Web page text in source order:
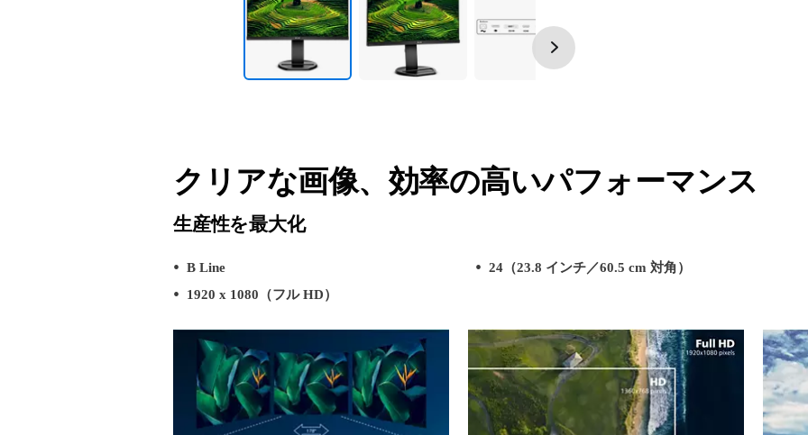
クリアな画像、効率の高いパフォーマンス
生産性を最大化
B Line
24（23.8 インチ／60.5 cm 対角）
1920 x 1080（フル HD）